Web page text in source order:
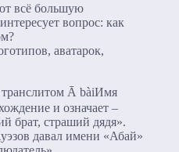
всё большую
вопрос: как
аватарок,
Имя
и означает –
брат, страший дядя».
давал имени «Абай»